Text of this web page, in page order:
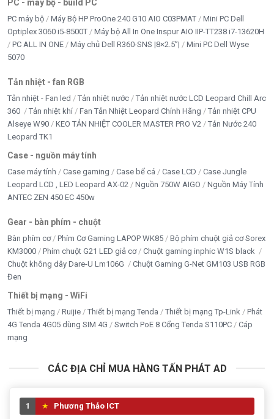
TP. Buôn Ma Thuột, Đắk Lắk
📞 Hotline:0355.090.454 – 0888.195.969
✅ Hàng chính hãng – bảo hành đầy đủ
✅ Nhận công trình & dự án CCTV
5/5 - (1 bình chọn)
Thông số kỹ thuật
Thông số
Model DS-2SE2C400MWG-E/14
Độ phân giải 4MP
Góc quay 360° ngang – 90° dọc
Ban đêm IR + ánh sáng trắng
PC - máy bộ - build PC
PC máy bộ Máy Bộ HP ProOne 240 G10 AIO C03PMAT
Mini PC Dell
Optiplex 3060 i5-8500T
Máy bộ All In One Inspur AIO IIP-TT238 i7-13620H
PC ALL IN ONE
Máy chủ Dell R360-SNS |8×2.5”|
Mini PC Dell Wyse
5070
Tản nhiệt - fan RGB
Tản nhiệt - Fan led Tản nhiệt nước
Tản nhiệt nước LCD Leopard Chill Arc
360
Tản nhiệt khí Fan Tản Nhiệt Leopard Chính Hãng
Tản nhiệt CPU
Alseye W90
KEO TẢN NHIỆT COOLER MASTER PRO V2
Tản Nước 240
Leopard TK1
Case - nguồn máy tính
Case máy tính Case gaming Case bể cá Case LCD
Case Jungle
Leopard LCD , LED Leopard AX-02
Nguồn 750W AIGO
Nguồn Máy Tính
ANTEC ZEN 450 EC 450w
Gear - bàn phím - chuột
Bàn phím cơ Phím Cơ Gaming LAPOP WK85
Bộ phím chuột giả cơ Sorex
KM3000
Phím chuột G21 LED giả cơ
Chuột gaming inphic W1S black
Chuột không dây Dare-U Lm106G
Chuột Gaming G-Net GM103 USB RGB
Đen
Thiết bị mạng - WiFi
Thiết bị mạng Ruijie Thiết bị mạng Tenda Thiết bị mạng Tp-Link
Phát
4G Tenda 4G05 dùng SIM 4G
Switch PoE 8 Cổng Tenda S110PC
Cáp
mạng
CÁC ĐỊA CHỈ MUA HÀNG TẤN PHÁT AD
1 Phương Thảo ICT